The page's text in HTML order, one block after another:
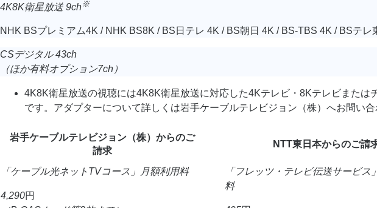
4K8K衛星放送 9ch ※
NHK BSプレミアム4K / NHK BS8K / BS日テレ 4K / BS朝日 4K / BS-TBS 4K / BSテ
CSデジタル 43ch
（ほか有料オプション7ch）
4K8K衛星放送の視聴には4K8K衛星放送に対応した4Kテレビ・8Kテレビまた
です。アダプターについて詳しくは岩手ケーブルテレビジョン（株）へお問い合
岩手ケーブルテレビジョン（株） からのご
請求
「ケーブル光ネットTVコース」
月額利用料
4,290円
NTT東日本からのご請
「フレッツ・テレビ伝送サービス」
料